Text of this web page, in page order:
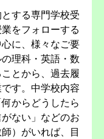
する専門学校受
をフォローする
に、様々なご要
理科・英語・数
とから、過去履
す。中学校内容
からどうしたら
ない」などのお
）がいれば、目